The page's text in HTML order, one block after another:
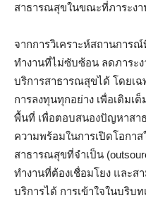
สาธารณสุขในขณะที่ภาระงา
จากการวิเคราะห์สถานการ
ทำงานที่ไม่ซับซ้อน ลดภาระ
บริการสาธารณสุขได้ โดยเ
การลงทุนทุกอย่าง เพื่อเติม
พื้นที่ เพื่อตอบสนองปัญหาส
ความพร้อมในการเปิดโอกา
สาธารณสุขที่จำเป็น
ทำงานที่ต้องเชื่อมโยง และ
บริการได้ การเข้าใจในบริ